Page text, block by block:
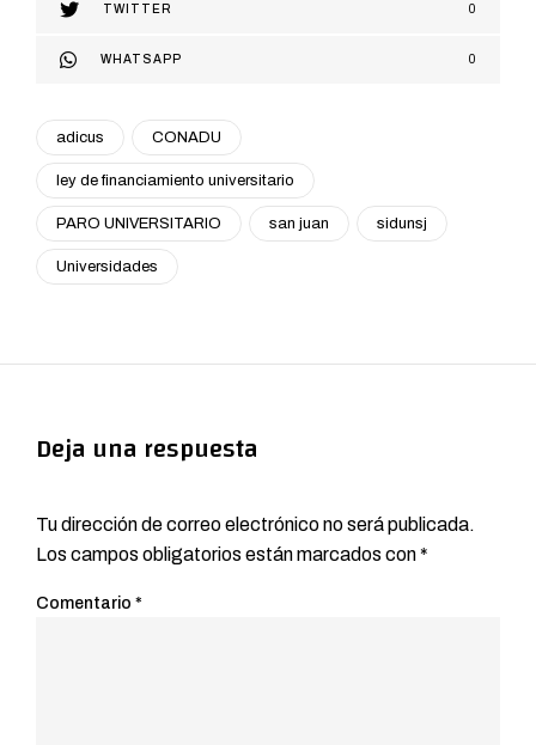
TWITTER 0
WHATSAPP 0
adicus CONADU
ley de financiamiento universitario
PARO UNIVERSITARIO san juan sidunsj
Universidades
Deja una respuesta
Tu dirección de correo electrónico no será publicada.
Los campos obligatorios están marcados con*
Comentario *